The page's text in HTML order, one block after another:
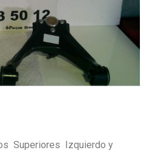
Superiores Izquierdo y